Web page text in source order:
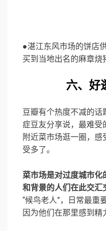
●湛江东风市场的饼店
买到当地出名的麻章烧
六、好
豆瓣有个热度不减的话
症豆友分享说，最难受
附近菜市场逛一圈，
受多了。
菜市场是对过度城市
和背景的人们在此交汇
“候鸟老人”，日常最重
因为他们在那里感到精